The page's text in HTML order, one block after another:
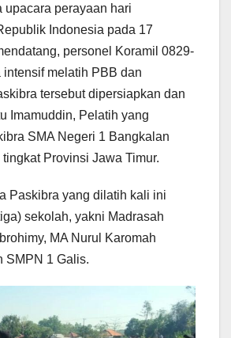
upacara perayaan hari
Indonesia pada 17
personel Koramil 0829-
intensif melatih PBB dan
tersebut dipersiapkan dan
Imamuddin, Pelatih yang
SMA Negeri 1 Bangkalan
Provinsi Jawa Timur.
Paskibra yang dilatih kali ini
sekolah, yakni Madrasah
MA Nurul Karomah
SMPN 1 Galis.